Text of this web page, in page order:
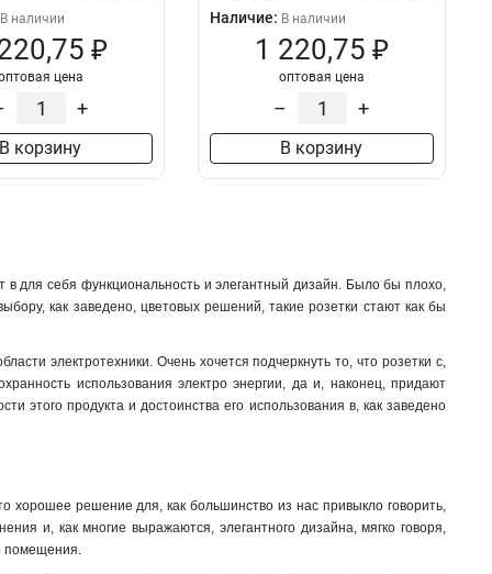
В наличии
₽
цена
+
В корзину
Наличие: В наличии
1 220,75 ₽
оптовая цена
– +
В корзину
в для себя функциональность и элегантный дизайн. Было бы плохо,
как заведено, цветовых решений, такие розетки стают как бы
электротехники. Очень хочется подчеркнуть то, что розетки с,
использования электро энергии, да и, наконец, придают
этого продукта и достоинства его использования в, как заведено
хорошее решение для, как большинство из нас привыкло говорить,
и, как многие выражаются, элегантного дизайна, мягко говоря,
помещения.